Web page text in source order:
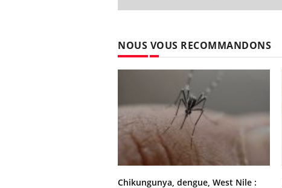
NOUS VOUS RECOMMANDONS
Chikungunya, dengue, West Nile :